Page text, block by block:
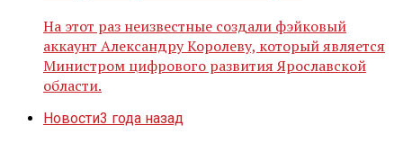
На этот раз неизвестные создали фэйковый
аккаунт Александру Королеву, который является
Министром цифрового развития Ярославской
области.
Новости3 года назад